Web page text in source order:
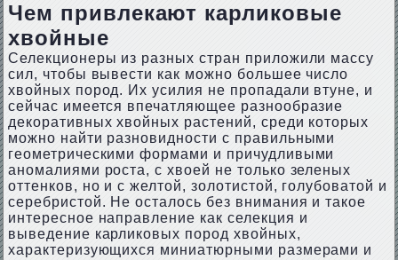
Чем привлекают карликовые
хвойные
Селекционеры из разных стран приложили массу
сил, чтобы вывести как можно большее число
хвойных пород. Их усилия не пропадали втуне, и
сейчас имеется впечатляющее разнообразие
декоративных хвойных растений, среди которых
можно найти разновидности с правильными
геометрическими формами и причудливыми
аномалиями роста, с хвоей не только зеленых
оттенков, но и с желтой, золотистой, голубоватой и
серебристой. Не осталось без внимания и такое
интересное направление как селекция и
выведение карликовых пород хвойных,
характеризующихся миниатюрными размерами и